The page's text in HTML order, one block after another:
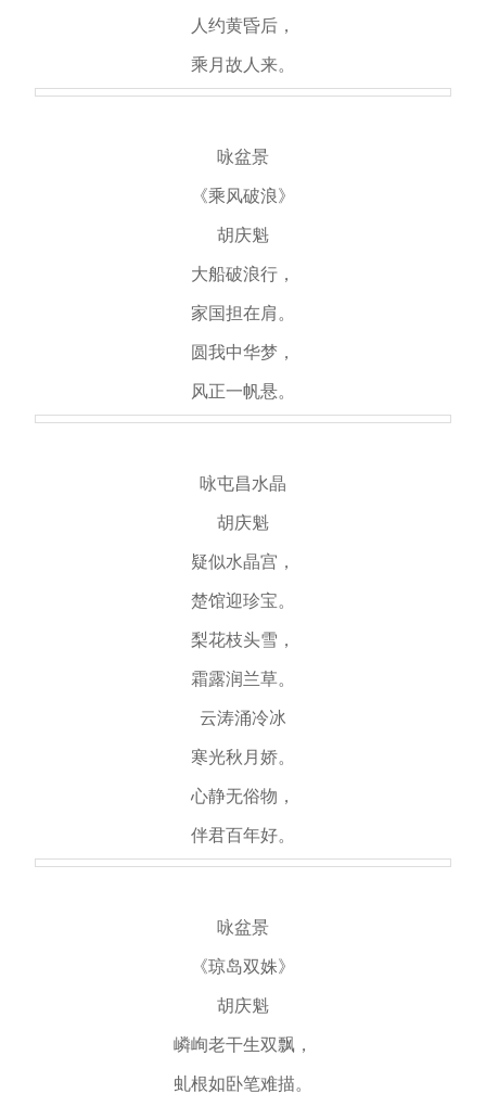
人约黄昏后，
乘月故人来。
咏盆景
《乘风破浪》
胡庆魁
大船破浪行，
家国担在肩。
圆我中华梦，
风正一帆悬。
咏屯昌水晶
胡庆魁
疑似水晶宫，
楚馆迎珍宝。
梨花枝头雪，
霜露润兰草。
云涛涌冷冰
寒光秋月娇。
心静无俗物，
伴君百年好。
咏盆景
《琼岛双姝》
胡庆魁
嶙峋老干生双飘，
虬根如卧笔难描。